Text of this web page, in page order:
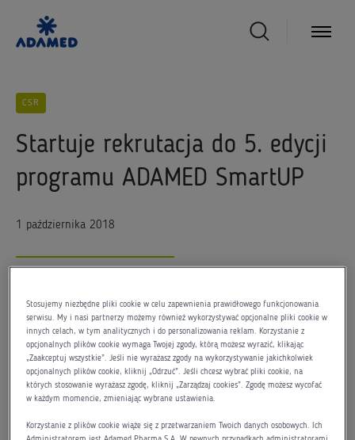
CSR
Startuje rekrutacja do 5. edycji
programu ADAMED SmartUP
1 października 2018
Po raz piąty rekrutację do programu stypendialnego
ADAMED SmartUP rozpoczyna gra alternatywnej
rzeczywistości. To szansa dla uczniów ściśle uzdolnionych
w wieku 15-19 lat, którzy marzą o karierze naukowej i
chcieliby rozwinąć swoje skrzydła pod okiem
profesjonalistów. Od 1 października na kolejnych
Stosujemy niezbędne pliki cookie w celu zapewnienia prawidłowego funkcjonowania
serwisu. My i nasi partnerzy możemy również wykorzystywać opcjonalne pliki cookie w
innych celach, w tym analitycznych i do personalizowania reklam. Korzystanie z
opcjonalnych plików cookie wymaga Twojej zgody, którą możesz wyrazić, klikając
„Zaakceptuj wszystkie”. Jeśli nie wyrażasz zgody na wykorzystywanie jakichkolwiek
opcjonalnych plików cookie, kliknij „Odrzuć”. Jeśli chcesz wybrać pliki cookie, na
których stosowanie wyrażasz zgodę, kliknij „Zarządzaj cookies”. Zgodę możesz wycofać
w każdym momencie, zmieniając wybrane ustawienia.
Korzystanie z plików cookie wiąże się z przetwarzaniem Twoich danych osobowych. Ich